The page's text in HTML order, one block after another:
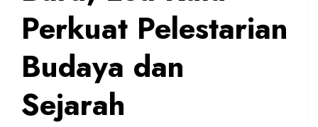
Perkuat Pelestarian
Budaya dan
Sejarah